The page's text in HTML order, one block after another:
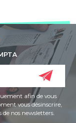
afin de vous
vous désinscrire,
nos newsletters.